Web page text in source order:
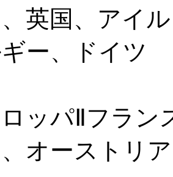
英国、アイ
ー、ドイツ
ッパⅡフラン
オーストリ